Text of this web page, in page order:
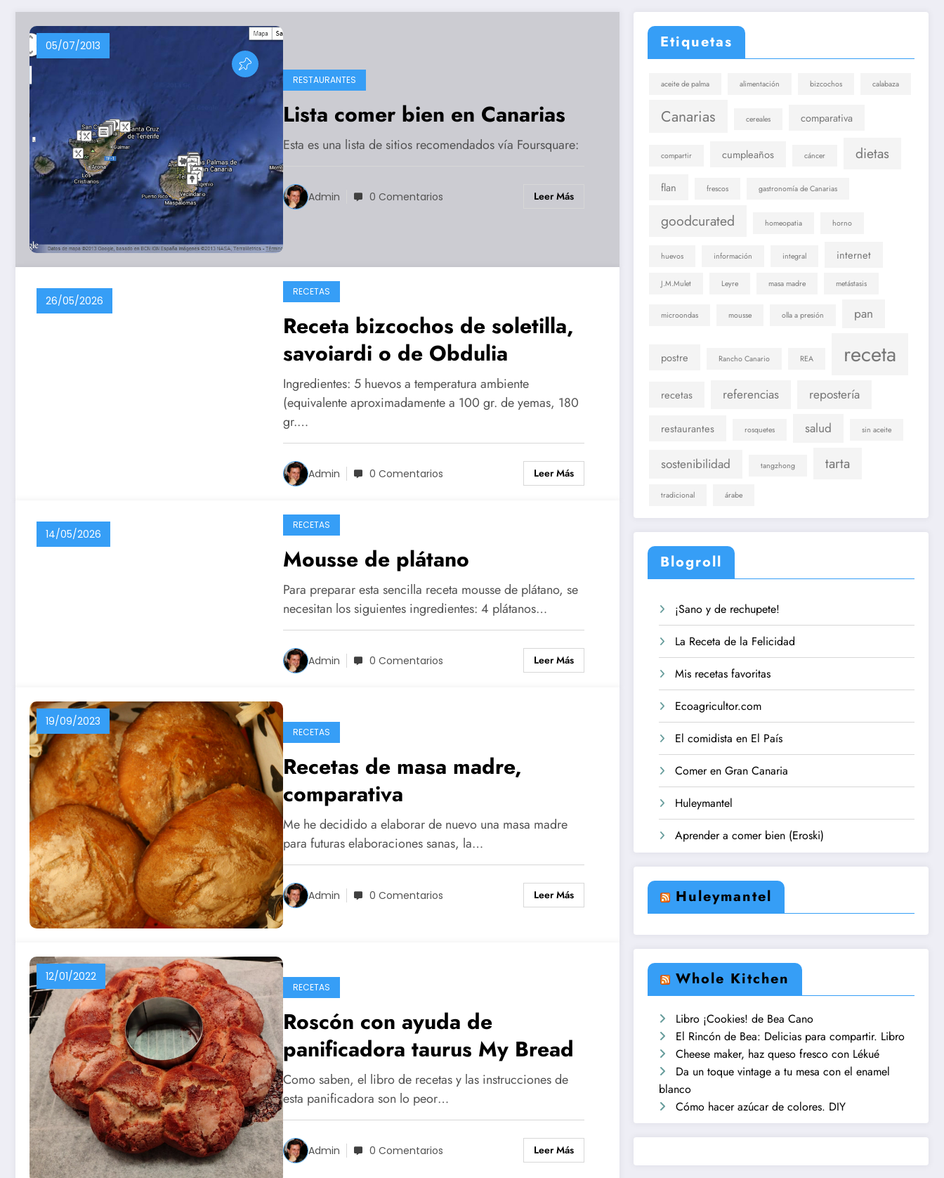
05/07/2013
RESTAURANTES
Lista comer bien en Canarias
Esta es una lista de sitios recomendados vía Foursquare:
Admin 0 Comentarios Leer Más
26/05/2026
RECETAS
Receta bizcochos de soletilla,
savoiardi o de Obdulia
Ingredientes: 5 huevos a temperatura ambiente
(equivalente aproximadamente a 100 gr. de yemas, 180
gr.…
Admin 0 Comentarios Leer Más
14/05/2026
RECETAS
Mousse de plátano
Para preparar esta sencilla receta mousse de plátano, se
necesitan los siguientes ingredientes: 4 plátanos…
Admin 0 Comentarios Leer Más
19/09/2023
RECETAS
Recetas de masa madre,
comparativa
Me he decidido a elaborar de nuevo una masa madre
para futuras elaboraciones sanas, la…
Admin 0 Comentarios Leer Más
12/01/2022
RECETAS
Roscón con ayuda de
panificadora taurus My Bread
Como saben, el libro de recetas y las instrucciones de
esta panificadora son lo peor…
Admin 0 Comentarios Leer Más
Etiquetas
aceite de palma alimentación bizcochos calabaza
Canarias cereales comparativa
compartir cumpleaños cáncer dietas
flan frescos gastronomía de Canarias
goodcurated homeopatia horno
huevos información integral internet
J.M.Mulet Leyre masa madre metástasis
microondas mousse olla a presión pan
postre Rancho Canario REA receta
recetas referencias repostería
restaurantes rosquetes salud sin aceite
sostenibilidad tangzhong tarta
tradicional árabe
Blogroll
¡Sano y de rechupete!
La Receta de la Felicidad
Mis recetas favoritas
Ecoagricultor.com
El comidista en El País
Comer en Gran Canaria
Huleymantel
Aprender a comer bien (Eroski)
Huleymantel
Whole Kitchen
Libro ¡Cookies! de Bea Cano
El Rincón de Bea: Delicias para compartir. Libro
Cheese maker, haz queso fresco con Lékué
Da un toque vintage a tu mesa con el enamel
blanco
Cómo hacer azúcar de colores. DIY